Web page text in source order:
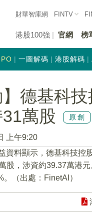
財華智庫網 FINTV
港股100強 官網 榜
一圖解碼 港股解碼
】德基科
萬股
原創
上午9:20
資料顯示，德基科技控
股，涉資約39.37萬港
（出處：FinetAI）